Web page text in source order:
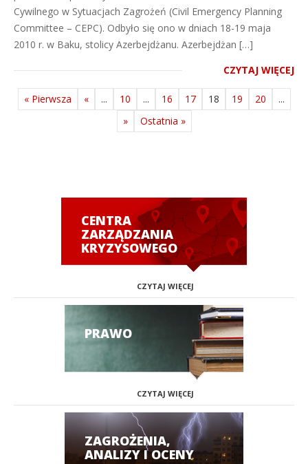
Cywilnego w Sytuacjach Zagrożeń (Civil Emergency Planning
Committee – CEPC). Odbyło się ono w dniach 18-19 maja
2010 r. w Baku, stolicy Azerbejdżanu. Azerbejdżan […]
CZYTAJ WIĘCEJ
« Pierwsza « ... 10 ... 16 17 18 19 20
...
»
Ostatnia »
CENTRA
ZARZĄDZANIA
KRYZYSOWEGO
CZYTAJ WIĘCEJ
PRAWO
CZYTAJ WIĘCEJ
ZAGROŻENIA,
ANALIZY I OCENY